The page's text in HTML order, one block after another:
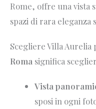
Rome, offre una vista
spazi di rara eleganza
Scegliere Villa
Roma significa
Vista
sposi in ogni